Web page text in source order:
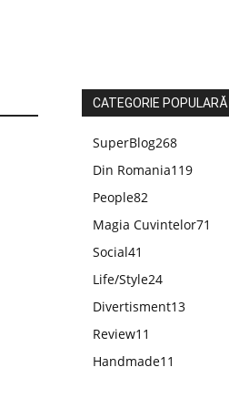
CATEGORIE POPULARĂ
SuperBlog268
Din Romania119
People82
Magia Cuvintelor71
Social41
Life/Style24
Divertisment13
Review11
Handmade11